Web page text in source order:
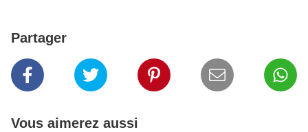
Partager
Vous aimerez aussi